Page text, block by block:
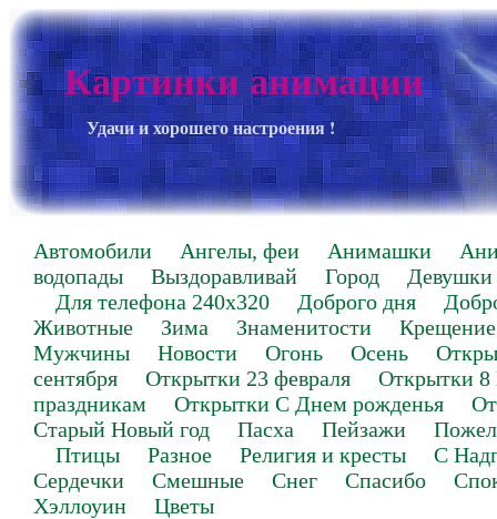
Картинки анимации
Удачи и хорошего настроения !
Автомобили Ангелы, феи Анимашки
водопады
Выздоравливай Город
Девушки
Для телефона 240х320
Доброго дня
Животные
Зима Знаменитости
Крещение
Мужчины
Новости Огонь Осень
сентября
Открытки 23 февраля
Открытки 8
праздникам
Открытки С Днем рожденья
Старый Новый год
Пасха Пейзажи
Птицы
Разное Религия и кресты
С
Сердечки
Смешные Снег Спасибо
Хэллоуин
Цветы